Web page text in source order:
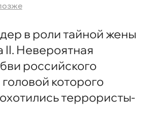
в роли тайной жены
II. Невероятная
российского
которого
террористы-